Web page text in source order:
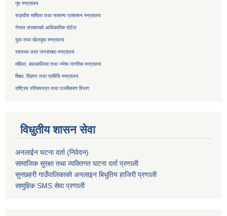
गृह मन्त्रालय
सङ्घीय मामिला तथा सामान्य प्रशासन मन्त्रालय
नेपाल सरकारको आधिकारिक पोर्टल
युवा तथा खेलकुद मन्त्रालय
स्वास्थ्य तथा जनसंख्या मन्त्रालय
महिला, बालबालिका तथा ज्येष्ठ नागरिक मन्त्रालय
शिक्षा, विज्ञान तथा प्रविधि मन्त्रालय
राष्ट्रिय परिचयपत्र तथापञ्जीकरण विभाग
विधुतीय शासन सेवा
अनलाईन घटना दर्ता (निवेदन)
सामाजिक सुरक्षा तथा व्यक्तिगत घटना दर्ताप्रणाली
सुनछहरी गाउँपालिकाको अनलाइन बिधुतिय हाजिरी प्रणाली
सामुहिकSMS सेवाप्रणाली